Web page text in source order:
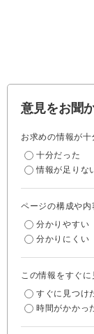
意見をお聞
お求めの情報が十
十分だった
情報が足りな
ページの構成や内
分かりやすい
分かりにくい
この情報をすぐ
すぐに見つけ
時間がかかっ